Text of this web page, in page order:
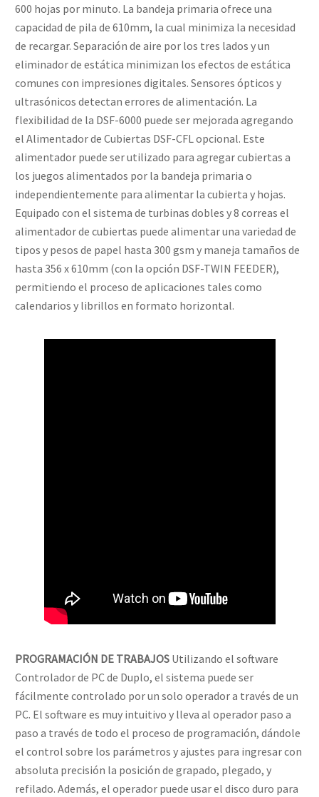
600 hojas por minuto. La bandeja primaria ofrece una
capacidad de pila de 610mm, la cual minimiza la necesidad
de recargar. Separación de aire por los tres lados y un
eliminador de estática minimizan los efectos de estática
comunes con impresiones digitales. Sensores ópticos y
ultrasónicos detectan errores de alimentación. La
flexibilidad de la DSF-6000 puede ser mejorada agregando
el Alimentador de Cubiertas DSF-CFL opcional. Este
alimentador puede ser utilizado para agregar cubiertas a
los juegos alimentados por la bandeja primaria o
independientemente para alimentar la cubierta y hojas.
Equipado con el sistema de turbinas dobles y 8 correas el
alimentador de cubiertas puede alimentar una variedad de
tipos y pesos de papel hasta 300 gsm y maneja tamaños de
hasta 356 x 610mm (con la opción DSF-TWIN FEEDER),
permitiendo el proceso de aplicaciones tales como
calendarios y librillos en formato horizontal.
PROGRAMACIÓN DE TRABAJOS Utilizando el software
Controlador de PC de Duplo, el sistema puede ser
fácilmente controlado por un solo operador a través de un
PC. El software es muy intuitivo y lleva al operador paso a
paso a través de todo el proceso de programación, dándole
el control sobre los parámetros y ajustes para ingresar con
absoluta precisión la posición de grapado, plegado, y
refilado. Además, el operador puede usar el disco duro para